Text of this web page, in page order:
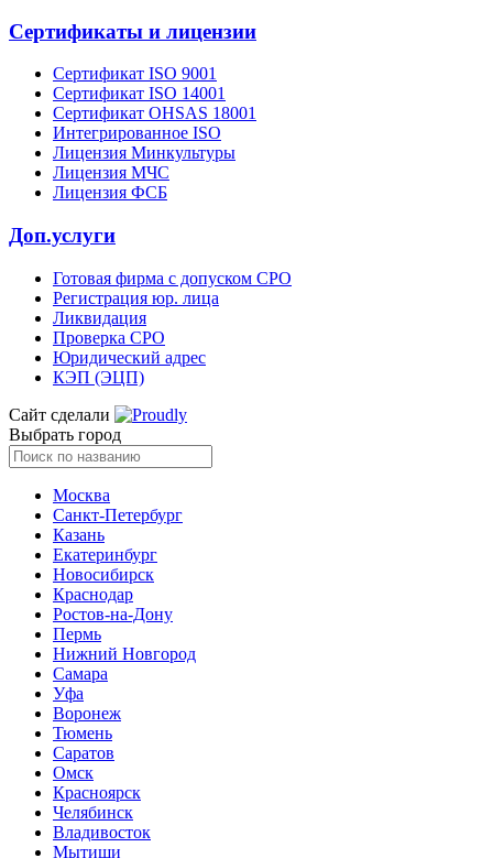
Сертификаты и лицензии
Сертификат ISO 9001
Сертификат ISO 14001
Сертификат OHSAS 18001
Интегрированное ISO
Лицензия Минкультуры
Лицензия МЧС
Лицензия ФСБ
Доп.услуги
Готовая фирма с допуском СРО
Регистрация юр. лица
Ликвидация
Проверка СРО
Юридический адрес
КЭП (ЭЦП)
Сайт сделали
Выбрать город
Москва
Санкт-Петербург
Казань
Екатеринбург
Новосибирск
Краснодар
Ростов-на-Дону
Пермь
Нижний Новгород
Самара
Уфа
Воронеж
Тюмень
Саратов
Омск
Красноярск
Челябинск
Владивосток
Мытищи